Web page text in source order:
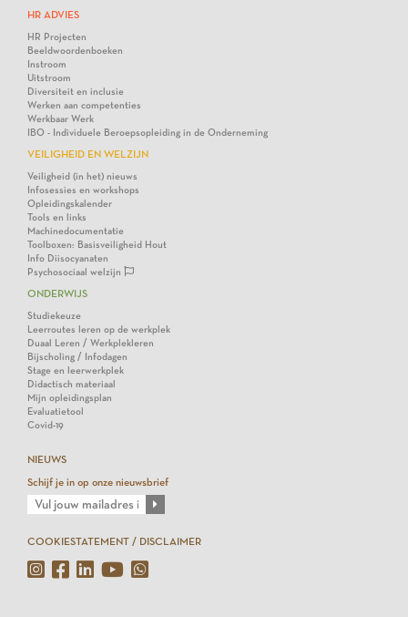
HR ADVIES
HR Projecten
Beeldwoordenboeken
Instroom
Uitstroom
Diversiteit en inclusie
Werken aan competenties
Werkbaar Werk
IBO - Individuele Beroepsopleiding in de Onderneming
VEILIGHEID EN WELZIJN
Veiligheid (in het) nieuws
Infosessies en workshops
Opleidingskalender
Tools en links
Machinedocumentatie
Toolboxen: Basisveiligheid Hout
Info Diisocyanaten
Psychosociaal welzijn
ONDERWIJS
Studiekeuze
Leerroutes leren op de werkplek
Duaal Leren / Werkplekleren
Bijscholing / Infodagen
Stage en leerwerkplek
Didactisch materiaal
Mijn opleidingsplan
Evaluatietool
Covid-19
NIEUWS
Schijf je in op onze nieuwsbrief
COOKIESTATEMENT / DISCLAIMER